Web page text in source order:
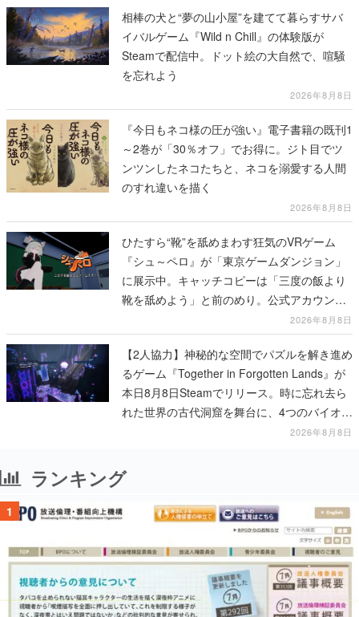
相棒の犬と“夢の山小屋”を建てて暮らすサバ
イバルゲーム『Wild n Chill』の体験版が
Steamで配信中。ドット絵の大自然で、喧騒
を忘れよう
2026年8月8日
『今日もネコ様の圧が強い』電子書籍の既刊1
～2巻が「30％オフ」でお得に。ジト目でツ
ンツンしたネコたちと、ネコを溺愛する人間
のすれ違いを描く
2026年8月8日
ひたすら“靴”を舐めまわす狂気のVRゲーム
『シュ～ペロ』が「東京ゲームダンジョン」
に展示中。キャッチコピーは「三度の飯より
靴を舐めよう」と前のめり。公式アカウント
も開設され、2026年リリースに向けて開発中
2026年8月8日
【2人協力】神秘的な空間でパズルを解き進め
るゲーム『Together in Forgotten Lands』が
本日8月8日Steamでリリース。時に忘れ去ら
れた世界の古代洞窟を舞台に、4つのバイオー
2026年8月8日
ランキング
1